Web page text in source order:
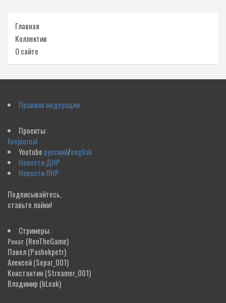
Главная
Коллектив
О сайте
Правила модерации
Проекты:
livejournal
Youtube русский/english
Новости ДНР
Новости ЛНР
Подписывайтесь,
ставьте лайки!
Стримеры:
Ренат (RenTheGame)
Павел(Pashokpetr)
Алексей(Separ_001)
Константин (Streamer_001)
Владимир (bLeak)